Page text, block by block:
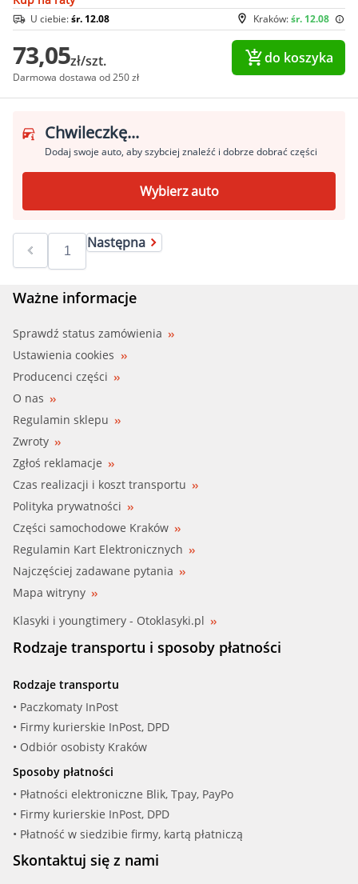
Kraków:śr. 12.08
U ciebie:śr. 12.08
73,05zł/szt.
Darmowa dostawa od 250 zł
do koszyka
Chwileczkę...
Dodaj swoje auto, aby szybciej znaleźć i dobrze dobrać części
Wybierz auto
Następna
Ważne informacje
Sprawdź status zamówienia
Ustawienia cookies
Producenci części
O nas
Regulamin sklepu
Zwroty
Zgłoś reklamacje
Czas realizacji i koszt transportu
Polityka prywatności
Części samochodowe Kraków
Regulamin Kart Elektronicznych
Najczęściej zadawane pytania
Mapa witryny
Klasyki i youngtimery - Otoklasyki.pl
Rodzaje transportu i sposoby płatności
Rodzaje transportu
• Paczkomaty InPost
• Firmy kurierskie InPost, DPD
• Odbiór osobisty Kraków
Sposoby płatności
• Płatności elektroniczne Blik, Tpay, PayPo
• Firmy kurierskie InPost, DPD
• Płatność w siedzibie firmy, kartą płatniczą
Skontaktuj się z nami